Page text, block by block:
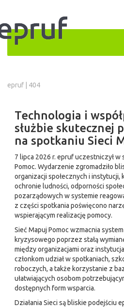
epruf 404
Technologia i
służbie skutecznej
na spotkaniu Sieci
7 lipca 2026 r. epruf uczestniczył w
Pomoc. Wydarzenie zgromadziło
organizacji społecznych i instytucji,
ochronie ludności, odporności
pozarządowych w systemie
z części spotkania poświęcono
wspierającym realizację pomocy.
Sieć Mapuj Pomoc wzmacnia
kryzysowego poprzez stałą
między organizacjami oraz
członkom udział w spotkaniach,
roboczych, a także korzystanie z
ułatwiających osobom
dostępnych form wsparcia.
Działania Sieci są bliskie podejściu